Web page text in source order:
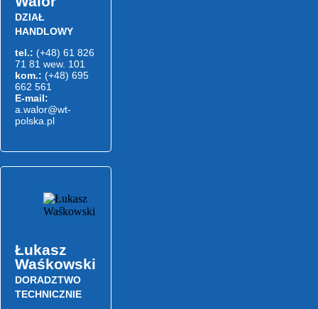
DZIAŁ
HANDLOWY
tel.: (+48) 61 826
71 81 wew. 101
kom.: (+48) 695
662 561
E-mail:
a.walor@wt-
polska.pl
Łukasz
Waśkowski
DORADZTWO
TECHNICZNIE